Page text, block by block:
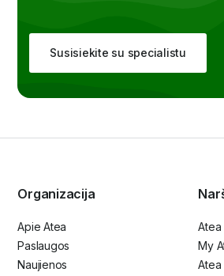
Susisiekite su specialistu
Organizacija
Apie Atea
Paslaugos
Naujienos
Atea
My
Atea